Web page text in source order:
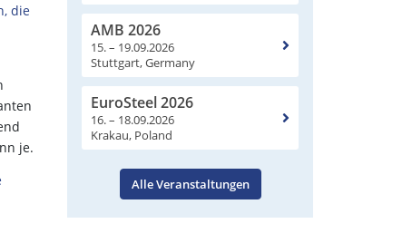
die
je.
AMB 2026
15. – 19.09.2026
Stuttgart, Germany
EuroSteel 2026
16. – 18.09.2026
Krakau, Poland
Alle Veranstaltungen